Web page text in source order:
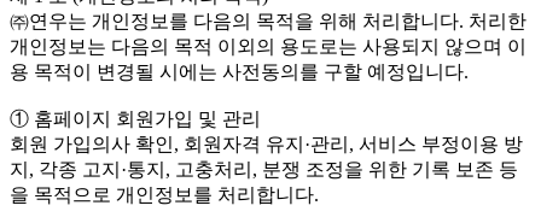
㈜연우는 개인정보를 다음의 목적을 위해 처리합니다. 처리한
개인정보는 다음의 목적 이외의 용도로는 사용되지 않으며 이
용 목적이 변경될 시에는 사전동의를 구할 예정입니다.
① 홈페이지 회원가입 및 관리
회원 가입의사 확인, 회원자격 유지·관리, 서비스 부정이용 방
지, 각종 고지·통지, 고충처리, 분쟁 조정을 위한 기록 보존 등
을 목적으로 개인정보를 처리합니다.